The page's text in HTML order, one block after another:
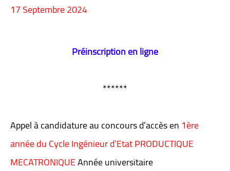
17 Septembre 2024
Préinscription en ligne
******
Appel à candidature au concours d’accès en 1ère
année du Cycle Ingénieur d’Etat PRODUCTIQUE
MECATRONIQUEAnnée universitaire